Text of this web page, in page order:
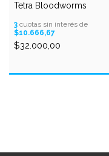
Tetra Bloodworms
3 cuotas sin interés de
$10.666,67
$32.000,00